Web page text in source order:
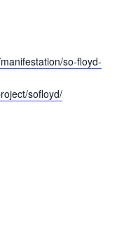
so-floyd-
sofloyd/